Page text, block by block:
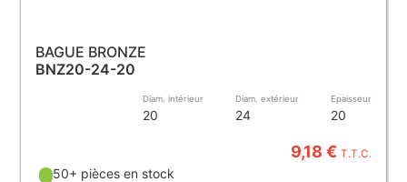
BAGUE BRONZE
BNZ20-24-20
Diam. intérieur
20
Diam. extérieur
24
Epaisseur
20
9,18 €T.T.C.
50+ pièces en stock